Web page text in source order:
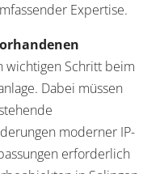
Expertise.
wichtigen Schritt beim
Dabei müssen
moderner IP-
erforderlich